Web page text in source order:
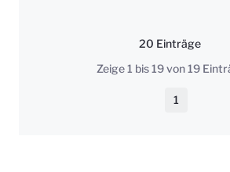
20 Einträge
Pro Seite
Zeige 1 bis 19 von 19
Seite
1